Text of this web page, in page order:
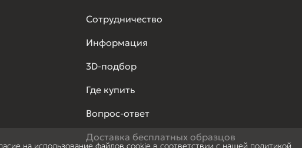
Сотрудничество
Информация
3D-подбор
Где купить
Вопрос-ответ
Доставка бесплатных образцов
на использование файлов cookie в соответствии с нашей политикой